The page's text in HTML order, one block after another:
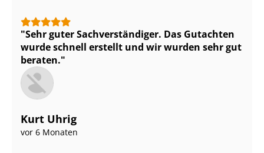
Sehr guter Sach­ver­stän­di­ger. Das Gutachten
wurde schnell erstellt und wir wurden sehr gut
beraten.
Kurt Uhrig
vor 6 Monaten